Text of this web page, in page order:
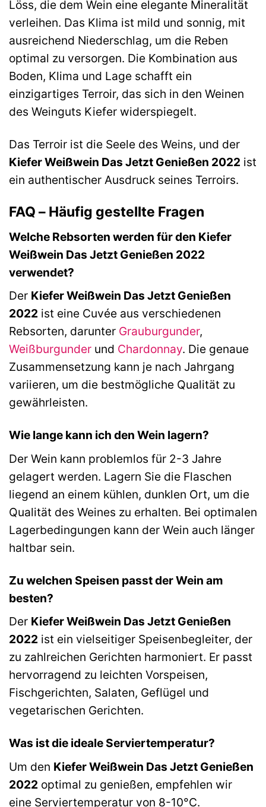
Löss, die dem Wein eine elegante Mineralität
verleihen. Das Klima ist mild und sonnig, mit
ausreichend Niederschlag, um die Reben
optimal zu versorgen. Die Kombination aus
Boden, Klima und Lage schafft ein
einzigartiges Terroir, das sich in den Weinen
des Weinguts Kiefer widerspiegelt.
Das Terroir ist die Seele des Weins, und der
Kiefer Weißwein Das Jetzt Genießen 2022 ist
ein authentischer Ausdruck seines Terroirs.
FAQ – Häufig gestellte Fragen
Welche Rebsorten werden für den Kiefer
Weißwein Das Jetzt Genießen 2022
verwendet?
Der Kiefer Weißwein Das Jetzt Genießen
2022 ist eine Cuvée aus verschiedenen
Rebsorten, darunter Grauburgunder,
Weißburgunder und Chardonnay. Die genaue
Zusammensetzung kann je nach Jahrgang
variieren, um die bestmögliche Qualität zu
gewährleisten.
Wie lange kann ich den Wein lagern?
Der Wein kann problemlos für 2-3 Jahre
gelagert werden. Lagern Sie die Flaschen
liegend an einem kühlen, dunklen Ort, um die
Qualität des Weines zu erhalten. Bei optimalen
Lagerbedingungen kann der Wein auch länger
haltbar sein.
Zu welchen Speisen passt der Wein am
besten?
Der Kiefer Weißwein Das Jetzt Genießen
2022 ist ein vielseitiger Speisenbegleiter, der
zu zahlreichen Gerichten harmoniert. Er passt
hervorragend zu leichten Vorspeisen,
Fischgerichten, Salaten, Geflügel und
vegetarischen Gerichten.
Was ist die ideale Serviertemperatur?
Um den Kiefer Weißwein Das Jetzt Genießen
2022 optimal zu genießen, empfehlen wir
eine Serviertemperatur von 8-10°C.